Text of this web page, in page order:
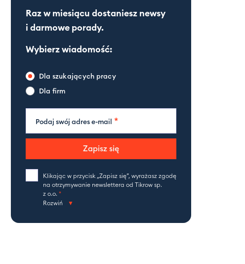
Raz w miesiącu dostaniesz newsy
i darmowe porady.
Wybierz wiadomość:
Dla szukających pracy
Dla firm
Podaj swój adres e-mail *
Zapisz się
Klikając w przycisk „Zapisz się”, wyrażasz zgodę
na otrzymywanie newslettera od Tikrow sp.
z o.o. *
Rozwiń